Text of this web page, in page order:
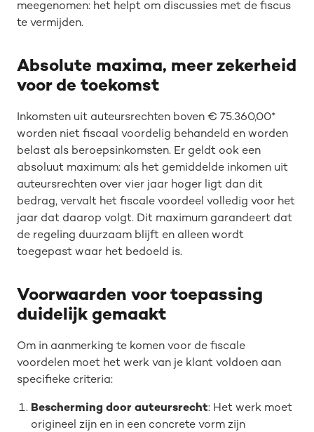
meegenomen: het helpt om discussies met de fiscus
te vermijden.
Absolute maxima, meer zekerheid
voor de toekomst
Inkomsten uit auteursrechten boven € 75.360,00*
worden niet fiscaal voordelig behandeld en worden
belast als beroepsinkomsten. Er geldt ook een
absoluut maximum: als het gemiddelde inkomen uit
auteursrechten over vier jaar hoger ligt dan dit
bedrag, vervalt het fiscale voordeel volledig voor het
jaar dat daarop volgt. Dit maximum garandeert dat
de regeling duurzaam blijft en alleen wordt
toegepast waar het bedoeld is.
Voorwaarden voor toepassing
duidelijk gemaakt
Om in aanmerking te komen voor de fiscale
voordelen moet het werk van je klant voldoen aan
specifieke criteria:
Bescherming door auteursrecht: Het werk moet
origineel zijn en in een concrete vorm zijn